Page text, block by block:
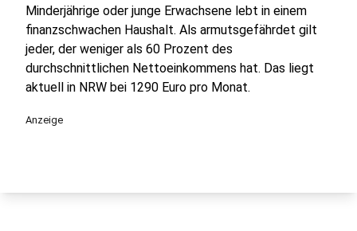
Minderjährige oder junge Erwachsene lebt in einem
finanzschwachen Haushalt. Als armutsgefährdet gilt
jeder, der weniger als 60 Prozent des
durchschnittlichen Nettoeinkommens hat. Das liegt
aktuell in NRW bei 1290 Euro pro Monat.
Anzeige